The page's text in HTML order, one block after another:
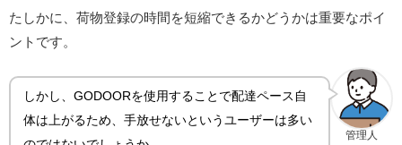
たしかに、荷物登録の時間を短縮できるかどうかは重要なポイ
ントです。
管理人
しかし、GODOORを使用することで配達ペース自
体は上がるため、手放せないというユーザーは多い